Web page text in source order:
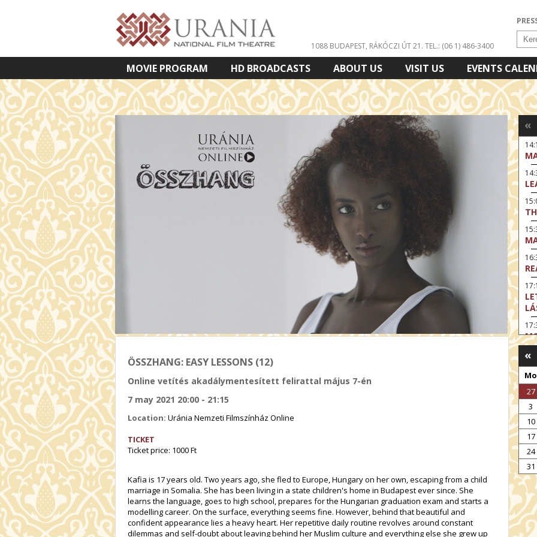
1088 BUDAPEST, RÁKÓCZI ÚT 21. TEL.: (06 1) 486-3400
MOVIE PROGRAM HD BROADCASTS ABOUT US VISIT US EVENTS
VETÍTETT KÉPES ELŐADÁSOK
ÖSSZHANG: EASY LESSONS (12)
Online vetítés akadálymentesített felirattal május 7-én
7 may 2021 20:00 - 21:15
Location: Uránia Nemzeti Filmszínház Online
TICKET
Ticket price: 1000 Ft
Kafia is 17 years old. Two years ago, she fled to Europe, Hungary on her own, escaping from a child
marriage in Somalia. She has been living in a state children's home in Budapest ever since. She
learns the language, goes to high school, prepares for the Hungarian graduation exam and starts a
modelling career. On the surface, everything seems fine. However, behind that beautiful and
confident appearance lies a heavy heart. Her repetitive daily routine revolves around constant
dilemmas and self-doubt about leaving behind her Muslim culture and everything else she grew up
«
I
«
Mo
27
3
10
17
24
31